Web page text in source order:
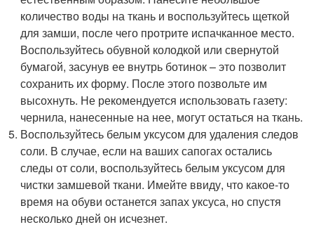
количество воды на ткань и воспользуйтесь щеткой
для замши, после чего протрите испачканное место.
Воспользуйтесь обувной колодкой или свернутой
бумагой, засунув ее внутрь ботинок – это позволит
сохранить их форму. После этого позвольте им
высохнуть. Не рекомендуется использовать газету:
чернила, нанесенные на нее, могут остаться на ткань.
Воспользуйтесь белым уксусом для удаления следов
соли. В случае, если на ваших сапогах остались
следы от соли, воспользуйтесь белым уксусом для
чистки замшевой ткани. Имейте ввиду, что какое-то
время на обуви останется запах уксуса, но спустя
несколько дней он исчезнет.